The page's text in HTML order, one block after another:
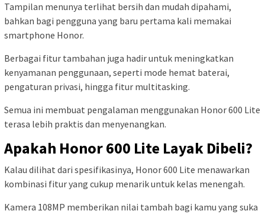
Tampilan menunya terlihat bersih dan mudah dipahami,
bahkan bagi pengguna yang baru pertama kali memakai
smartphone Honor.
Berbagai fitur tambahan juga hadir untuk meningkatkan
kenyamanan penggunaan, seperti mode hemat baterai,
pengaturan privasi, hingga fitur multitasking.
Semua ini membuat pengalaman menggunakan Honor 600 Lite
terasa lebih praktis dan menyenangkan.
Apakah Honor 600 Lite Layak Dibeli?
Kalau dilihat dari spesifikasinya, Honor 600 Lite menawarkan
kombinasi fitur yang cukup menarik untuk kelas menengah.
Kamera 108MP memberikan nilai tambah bagi kamu yang suka